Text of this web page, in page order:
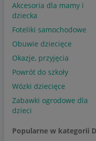
Akcesoria dla mamy i
dziecka
Foteliki samochodowe
Obuwie dziecięce
Okazje, przyjęcia
Powrót do szkoły
Wózki dziecięce
Zabawki ogrodowe dla
dzieci
Popularne w kategorii